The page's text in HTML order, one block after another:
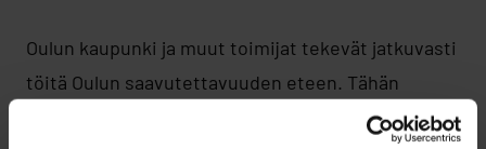
Oulun kaupunki ja muut toimijat tekevät jatkuvasti
töitä Oulun saavutettavuuden eteen. Tähän
liittyvät esimerkiksi aktiiviset keskustelut